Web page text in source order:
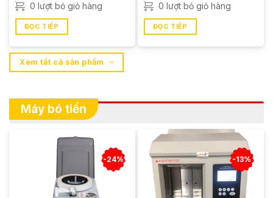
0 lượt bỏ giỏ hàng
ĐỌC TIẾP
0 lượt bỏ giỏ hàng
ĐỌC TIẾP
Xem tất cả sản phẩm
Máy bó tiền
-24% -13%